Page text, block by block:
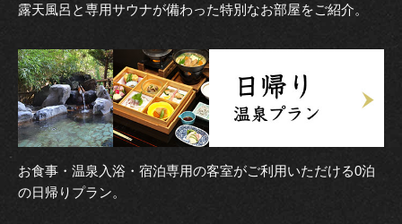
露天風呂と専用サウナが備わった特別なお部屋をご紹介。
お食事・温泉入浴・宿泊専用の客室がご利用いただける0泊
の日帰りプラン。